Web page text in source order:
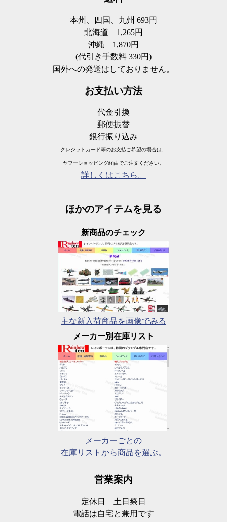
本州、四国、九州 693円
北海道 1,265円
沖縄 1,870円
(代引き手数料 330円)
国外への発送はしておりません。
お支払い方法
代金引換
郵便振替
銀行振り込み
クレジットカード等のお支払ご希望の場合は、
ヤフーショッピング経由でご注文ください。
詳しくはこちら。
ほかのアイテムを見る
新商品のチェック
主な新入荷商品を画像でみる
メーカー別在庫リスト
メーカーごとの
在庫リストから商品を選ぶ。
営業案内
定休日 土日祭日
電話は自宅と兼用です